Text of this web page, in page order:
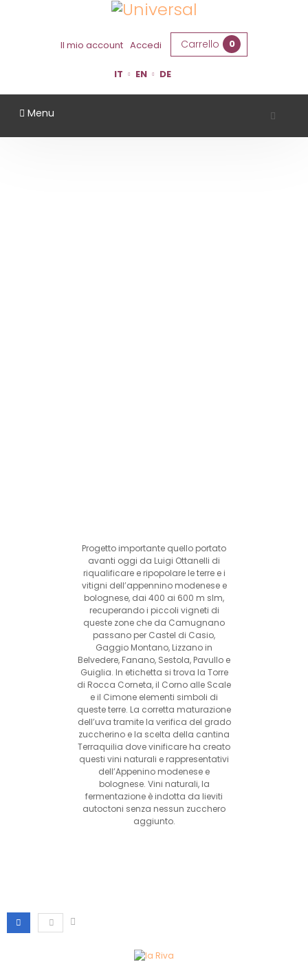
Il mio account Accedi Carrello 0
IT EN DE
Menu
Progetto importante quello portato
avanti oggi da Luigi Ottanelli di
riqualificare e ripopolare le terre e i
vitigni dell’appennino modenese e
bolognese, dai 400 ai 600 m slm,
recuperando i piccoli vigneti di
queste zone che da Camugnano
passano per Castel di Casio,
Gaggio Montano, Lizzano in
Belvedere, Fanano, Sestola, Pavullo e
Guiglia. In etichetta si trova la Torre
di Rocca Corneta, il Corno alle Scale
e il Cimone elementi simboli di
queste terre. La corretta maturazione
dell’uva tramite la verifica del grado
zuccherino e la scelta della cantina
Terraquilia dove vinificare ha creato
questi vini naturali e rappresentativi
dell’Appenino modenese e
bolognese. Vini naturali, la
fermentazione è indotta da lieviti
autoctoni senza nessun zucchero
aggiunto.